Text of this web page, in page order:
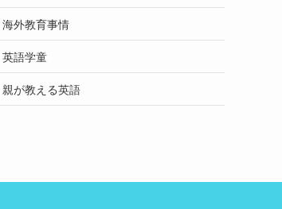
海外教育事情
英語学童
親が教える英語